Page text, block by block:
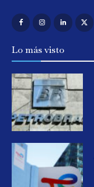
Lo más visto